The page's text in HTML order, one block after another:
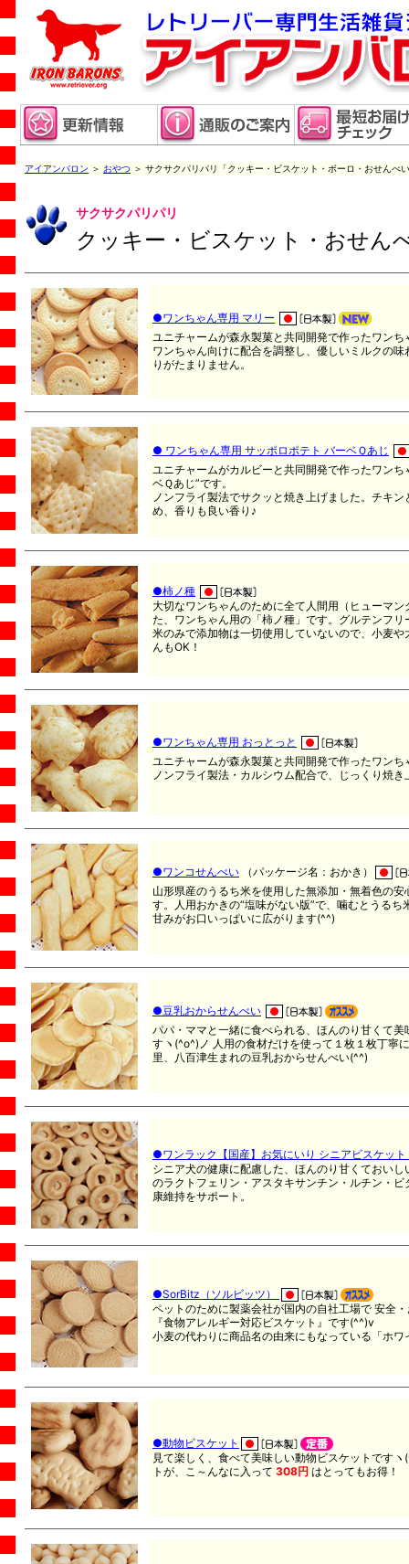
アイアンバロン ＞ おやつ ＞ サクサクパリパリ「クッキー・ビスケット・ボーロ・おせんべ
サクサクパリパリ
クッキー・ビスケット・おせん
●ワンちゃん専用 マリー
ユニチャームが森永製菓と共同開発で作ったワンち
ワンちゃん向けに配合を調整し、優しいミルクの
りがたまりません。
● ワンちゃん専用 サッポロポテト バーベＱあじ
ユニチャームがカルビーと共同開発で作ったワンち
ベＱあじ”です。
ノンフライ製法でサクッと焼き上げました。チキ
め、香りも良い香り♪
●柿ノ種
大切なワンちゃんのために全て人間用（ヒューマ
た、ワンちゃん用の「柿ノ種」です。グルテンフ
米のみで添加物は一切使用していないので、小麦
んもOK！
●ワンちゃん専用 おっとっと
ユニチャームが森永製菓と共同開発で作ったワンち
ノンフライ製法・カルシウム配合で、じっくり焼き
●ワンコせんべい （パッケージ名：おかき）
山形県産のうるち米を使用した無添加・無着色の
す。人用おかきの“塩味がない版”で、噛むとうる
甘みがお口いっぱいに広がります(^^)
●豆乳おからせんべい
パパ・ママと一緒に食べられる、ほんのり甘くて
すヽ(^o^)ノ 人用の食材だけを使って１枚１枚丁寧
里、八百津生まれの豆乳おからせんべい(^^)
●ワンラック【国産】お気にいり シニアビスケット
シニア犬の健康に配慮した、ほんのり甘くておい
のラクトフェリン・アスタキサンチン・ルチン・
康維持をサポート。
●SorBitz（ソルビッツ）
ペットのために製薬会社が国内の自社工場で 安全
『食物アレルギー対応ビスケット』です(^^)v
小麦の代わりに商品名の由来にもなっている「ホ
●動物ビスケット
見て楽しく、食べて美味しい動物ビスケットです
トが、こ～んなに入って 308円 はとってもお得！